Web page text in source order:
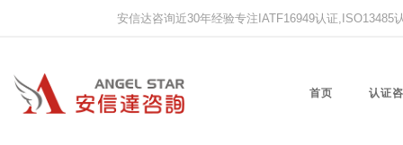
安信达咨询近30年经验专注IATF16949认证
首页 认证